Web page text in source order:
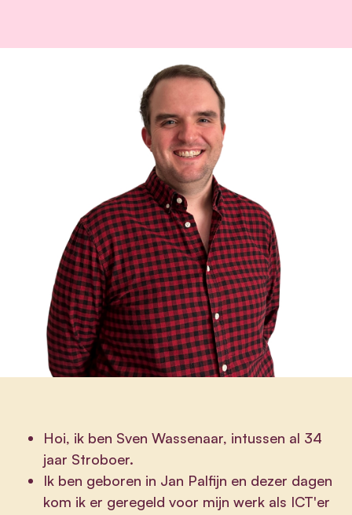
Hoi, ik ben Sven Wassenaar, intussen al 34
jaar Stroboer.
Ik ben geboren in Jan Palfijn en dezer dagen
kom ik er geregeld voor mijn werk als ICT'er